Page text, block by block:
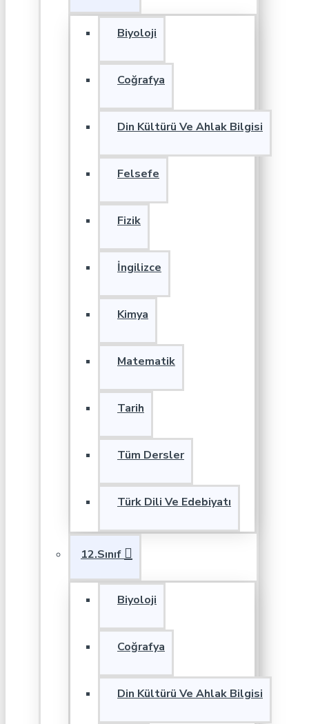
Biyoloji
Coğrafya
Din Kültürü Ve Ahlak Bilgisi
Felsefe
Fizik
İngilizce
Kimya
Matematik
Tarih
Tüm Dersler
Türk Dili Ve Edebiyatı
12.Sınıf
Biyoloji
Coğrafya
Din Kültürü Ve Ahlak Bilgisi